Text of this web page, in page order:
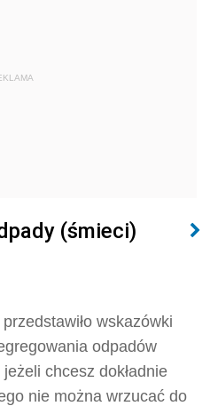
(śmieci)
wskazówki
odpadów
chcesz dokładnie
nie można wrzucać do